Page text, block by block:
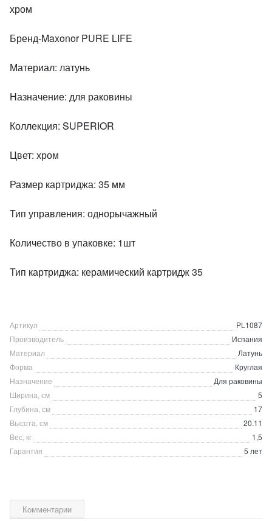
хром
Бренд-Maxonor PURE LIFE
Материал: латунь
Назначение: для раковины
Коллекция: SUPERIOR
Цвет: хром
Размер картриджа: 35 мм
Тип управления: однорычажный
Количество в упаковке: 1шт
Тип картриджа: керамический картридж 35
Артикул
PL1087
Производитель
Испания
Материал
Латунь
Форма
Круглая
Назначение
Для раковины
Ширина, см
5
Глубина, см
17
Высота, см
20.11
Вес, кг
1,5
Гарантия
5 лет
Комментарии